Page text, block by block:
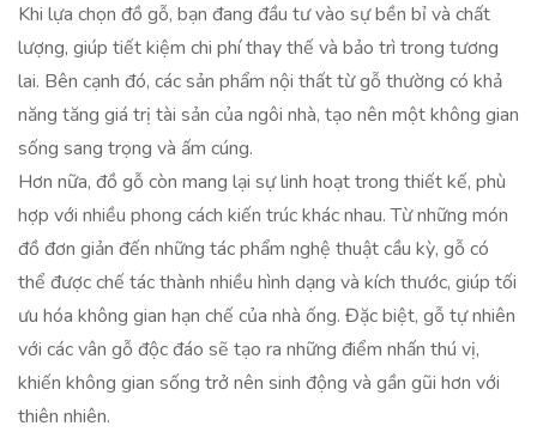
Khi lựa chọn đồ gỗ, bạn đang đầu tư vào sự bền bỉ và chất
lượng, giúp tiết kiệm chi phí thay thế và bảo trì trong tương
lai. Bên cạnh đó, các sản phẩm nội thất từ gỗ thường có khả
năng tăng giá trị tài sản của ngôi nhà, tạo nên một không gian
sống sang trọng và ấm cúng.
Hơn nữa, đồ gỗ còn mang lại sự linh hoạt trong thiết kế, phù
hợp với nhiều phong cách kiến trúc khác nhau. Từ những món
đồ đơn giản đến những tác phẩm nghệ thuật cầu kỳ, gỗ có
thể được chế tác thành nhiều hình dạng và kích thước, giúp tối
ưu hóa không gian hạn chế của nhà ống. Đặc biệt, gỗ tự nhiên
với các vân gỗ độc đáo sẽ tạo ra những điểm nhấn thú vị,
khiến không gian sống trở nên sinh động và gần gũi hơn với
thiên nhiên.